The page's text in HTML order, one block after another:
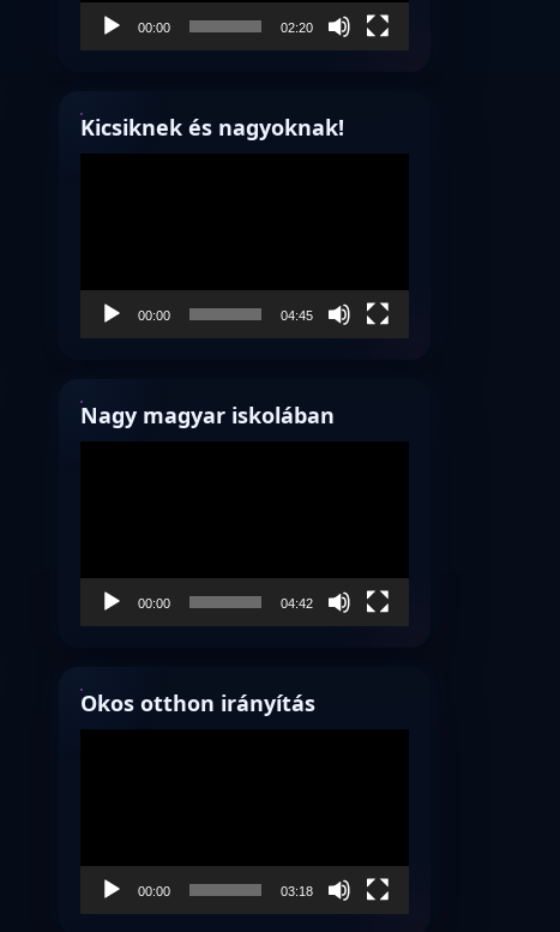
00:00 02:20
Kicsiknek és nagyoknak!
00:00 04:45
Nagy magyar iskolában
00:00 04:42
Okos otthon irányítás
00:00 03:18